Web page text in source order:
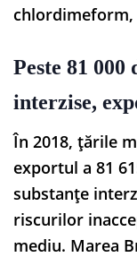
Peste 81 000
interzise,
În 2018, țările
exportul a 81
substanțe
riscurilor
mediu. Marea